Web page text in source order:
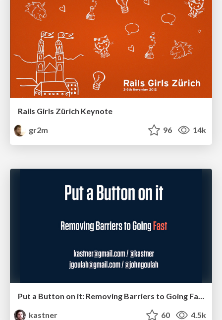
Rails Girls Zürich Keynote
gr2m
96 14k
Put a Button on it: Removing Barriers to Going Fast.
kastner
60 4.5k